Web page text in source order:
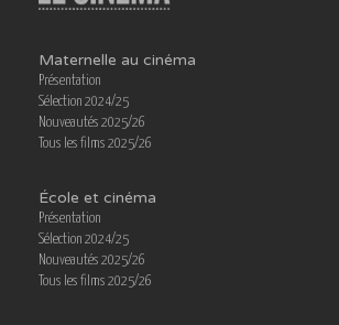
Maternelle au cinéma
Présentation
Sélection 2024/25
Nouveautés 2025/26
Tous les films 2025/26
École et cinéma
Présentation
Sélection 2024/25
Nouveautés 2025/26
Tous les films 2025/26